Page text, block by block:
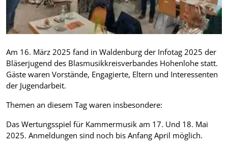
Am 16. März 2025 fand in Waldenburg der Infotag 2025 der
Bläserjugend des Blasmusikkreisverbandes Hohenlohe statt.
Gäste waren Vorstände, Engagierte, Eltern und Interessenten
der Jugendarbeit.
Themen an diesem Tag waren insbesondere:
Das Wertungsspiel für Kammermusik am 17. Und 18. Mai
2025. Anmeldungen sind noch bis Anfang April möglich.